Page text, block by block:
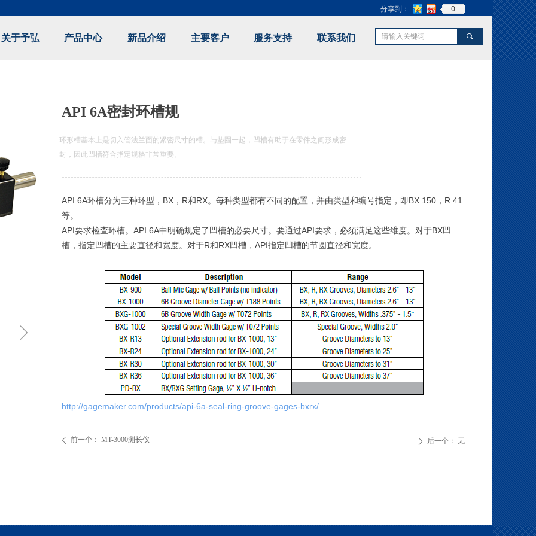
关于予弘 产品中心 新品介绍 主要客户 服务支持 联系我们 끠
分享到： 0
ꁇ
API 6A密封环槽规
环形槽基本上是切入管法兰面的紧密尺寸的槽。与垫圈一起，凹槽有助于在零件之间形成密
封，因此凹槽符合指定规格非常重要。
API 6A环槽分为三种环型，BX，R和RX。每种类型都有不同的配置，并由类型和编号指定，即BX 150，R 41
等。
API要求检查环槽。 API 6A中明确规定了凹槽的必要尺寸。 要通过API要求，必须满足这些维度。 对于BX凹
槽，指定凹槽的主要直径和宽度。 对于R和RX凹槽，API指定凹槽的节圆直径和宽度。
http://gagemaker.com/products/api-6a-seal-ring-groove-gages-bxrx/
ꄴ 前一个： MT-3000测长仪 ꄲ 后一个： 无